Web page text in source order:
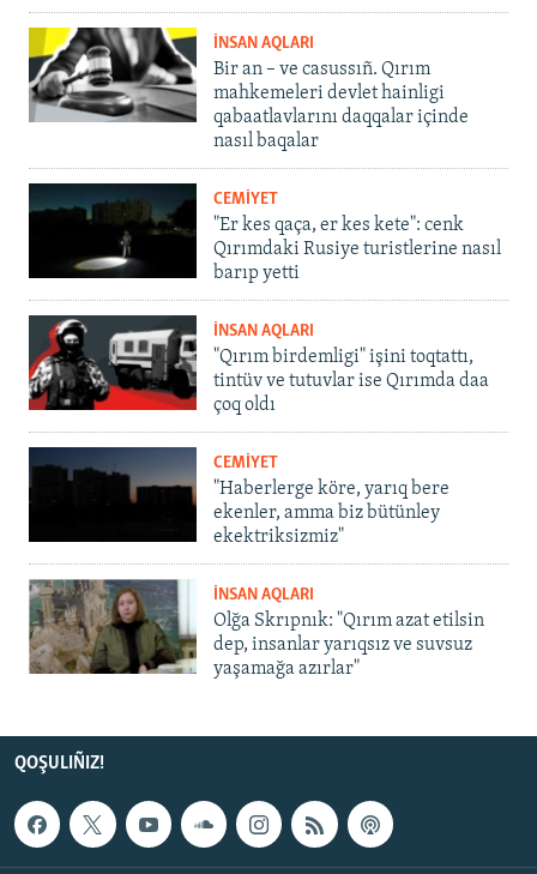
İNSAN AQLARI
Bir an – ve casussıñ. Qırım
mahkemeleri devlet hainligi
qabaatlavlarını daqqalar içinde
nasıl baqalar
CEMİYET
"Er kes qaça, er kes kete": cenk
Qırımdaki Rusiye turistlerine nasıl
barıp yetti
İNSAN AQLARI
"Qırım birdemligi" işini toqtattı,
tintüv ve tutuvlar ise Qırımda daa
çoq oldı
CEMİYET
"Haberlerge köre, yarıq bere
ekenler, amma biz bütünley
ekektriksizmiz"
İNSAN AQLARI
Olğa Skrıpnık: "Qırım azat etilsin
dep, insanlar yarıqsız ve suvsuz
yaşamağa azırlar"
QOŞULIÑIZ!